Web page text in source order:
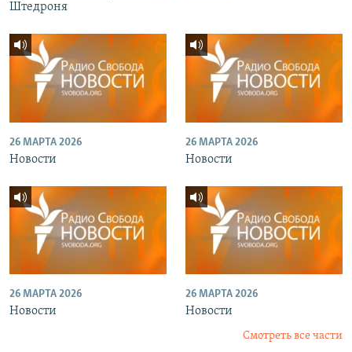
Штедроня
26 МАРТА 2026
Новости
26 МАРТА 2026
Новости
26 МАРТА 2026
Новости
26 МАРТА 2026
Новости
Смотреть все части